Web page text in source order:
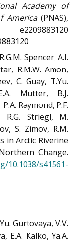
Academy of
America(PNAS),
Spencer, A.I.
R.M.W. Amon,
C. Guay, T.Yu.
Mutter, B.J.
Raymond, P.F.
R.G. Striegl, M.
S. Zimov, R.M.
in Arctic Riverine
Change.
10.1038/s41561-
Gurtovaya, V.V.
E.A. Kalko, Ya.A.